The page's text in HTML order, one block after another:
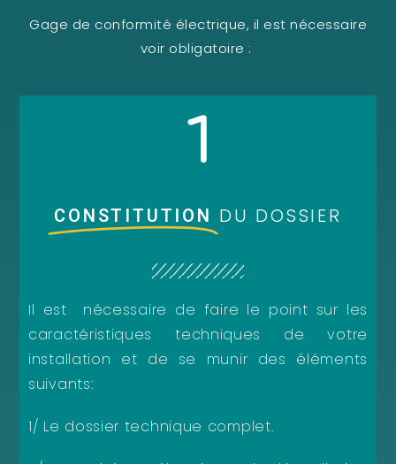
Gage de conformité électrique, il est nécessaire
voir obligatoire :
1
CONSTITUTION DU DOSSIER
Il est nécessaire de faire le point sur les
caractéristiques techniques de votre
installation et de se munir des éléments
suivants:
1/ Le dossier technique complet.